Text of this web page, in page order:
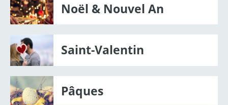
Noël & Nouvel An
Saint-Valentin
Pâques